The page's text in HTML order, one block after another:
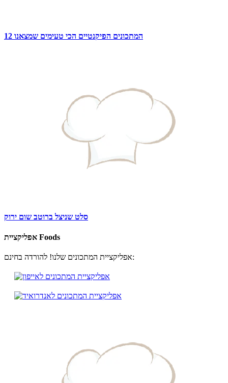
12 המתכונים הפיקנטיים הכי טעימים שמצאנו
סלט שניצל ברוטב שום ירוק
אפליקציית Foods
אפליקציית המתכונים שלנו! להורדה בחינם: